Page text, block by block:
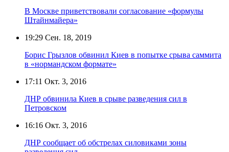
В Москве приветствовали согласование «формулы
Штайнмайера»
19:29 Сен. 18, 2019
Борис Грызлов обвинил Киев в попытке срыва саммита
в «нормандском формате»
17:11 Окт. 3, 2016
ДНР обвинила Киев в срыве разведения сил в
Петровском
16:16 Окт. 3, 2016
ДНР сообщает об обстрелах силовиками зоны